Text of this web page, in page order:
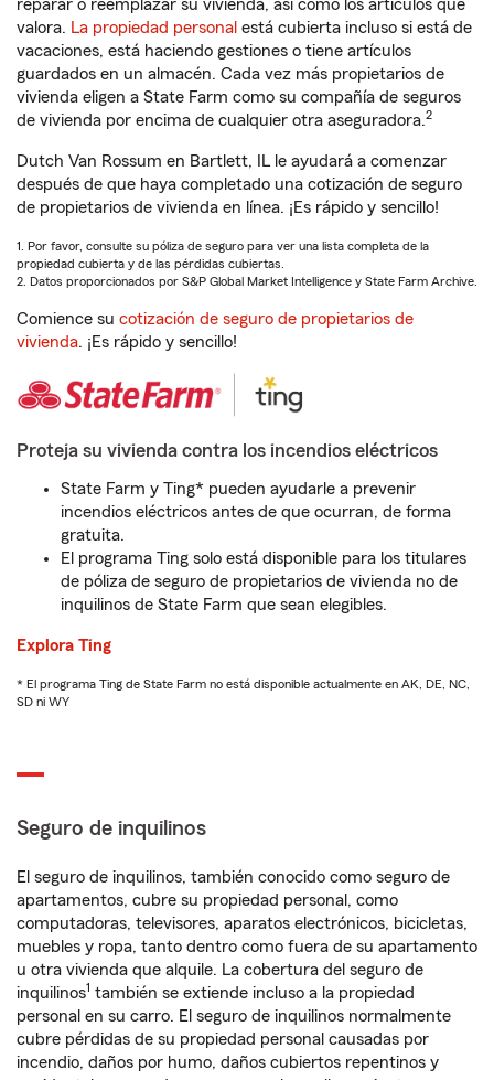
reparar o reemplazar su vivienda, así como los artículos que
valora. La propiedad personal está cubierta incluso si está de
vacaciones, está haciendo gestiones o tiene artículos
guardados en un almacén. Cada vez más propietarios de
vivienda eligen a State Farm como su compañía de seguros
de vivienda por encima de cualquier otra aseguradora.2
Dutch Van Rossum en Bartlett, IL le ayudará a comenzar
después de que haya completado una cotización de seguro
de propietarios de vivienda en línea. ¡Es rápido y sencillo!
1. Por favor, consulte su póliza de seguro para ver una lista completa de la
propiedad cubierta y de las pérdidas cubiertas.
2. Datos proporcionados por S&P Global Market Intelligence y State Farm Archive.
Comience su cotización de seguro de propietarios de
vivienda. ¡Es rápido y sencillo!
Proteja su vivienda contra los incendios eléctricos
State Farm y Ting* pueden ayudarle a prevenir
incendios eléctricos antes de que ocurran, de forma
gratuita.
El programa Ting solo está disponible para los titulares
de póliza de seguro de propietarios de vivienda no de
inquilinos de State Farm que sean elegibles.
Explora Ting
* El programa Ting de State Farm no está disponible actualmente en AK, DE, NC,
SD ni WY
Seguro de inquilinos
El seguro de inquilinos, también conocido como seguro de
apartamentos, cubre su propiedad personal, como
computadoras, televisores, aparatos electrónicos, bicicletas,
muebles y ropa, tanto dentro como fuera de su apartamento
u otra vivienda que alquile. La cobertura del seguro de
inquilinos1 también se extiende incluso a la propiedad
personal en su carro. El seguro de inquilinos normalmente
cubre pérdidas de su propiedad personal causadas por
incendio, daños por humo, daños cubiertos repentinos y